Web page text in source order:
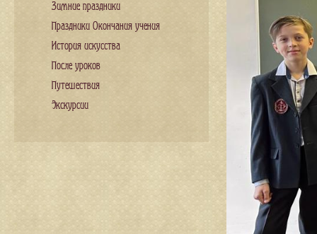
Зимние праздники
Праздники Окончания учения
История искусства
После уроков
Путешествия
Экскурсии